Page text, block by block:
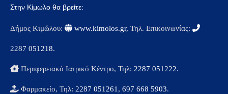
Στην Κίμωλο θα βρείτε:
Δήμος Κιμώλου: www.kimolos.gr, Τηλ. Επικοινωνίας:
2287 051218.
Περιφερειακό Ιατρικό Κέντρο, Τηλ: 2287 051222.
Φαρμακείο, Τηλ: 2287 051261, 697 668 5903.